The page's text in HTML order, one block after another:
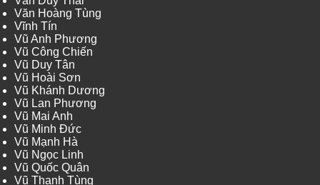
Văn Hoàng Tùng
Vĩnh Tín
Vũ Anh Phương
Vũ Công Chiến
Vũ Duy Tân
Vũ Hoài Sơn
Vũ Khánh Dương
Vũ Lan Phương
Vũ Mai Anh
Vũ Minh Đức
Vũ Mạnh Hà
Vũ Ngọc Linh
Vũ Quốc Quân
Vũ Thanh Tùng